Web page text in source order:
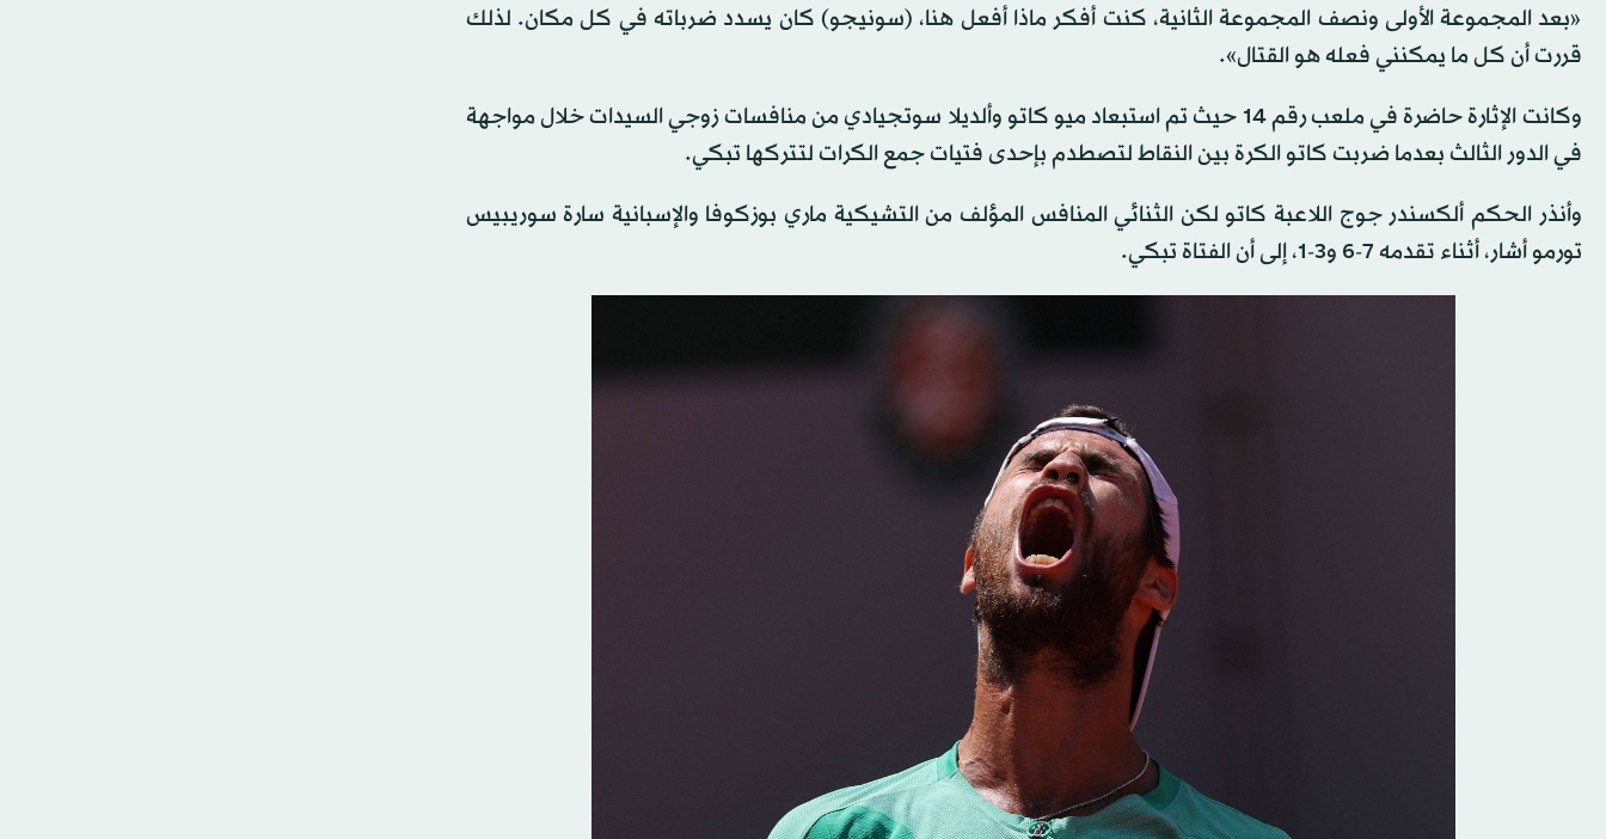
«بعد المجموعة الأولى ونصف المجموعة الثانية، كنت أفكر ماذا أفعل هنا، (سونيجو) كان يسدد ضرباته في كل مكان. لذلك
قررت أن كل ما يمكنني فعله هو القتال».
وكانت الإثارة حاضرة في ملعب رقم 14 حيث تم استبعاد ميو كاتو وألديلا سوتجيادي من منافسات زوجي السيدات خلال مواجهة
في الدور الثالث بعدما ضربت كاتو الكرة بين النقاط لتصطدم بإحدى فتيات جمع الكرات لتتركها تبكي.
وأنذر الحكم ألكسندر جوج اللاعبة كاتو لكن الثنائي المنافس المؤلف من التشيكية ماري بوزكوفا والإسبانية سارة سوريبيس
تورمو أشار، أثناء تقدمه 7-6 و3-1، إلى أن الفتاة تبكي.